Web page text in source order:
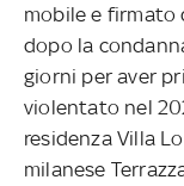
mobile e firmato
dopo la
giorni per aver
violentato nel
residenza Villa
milanese